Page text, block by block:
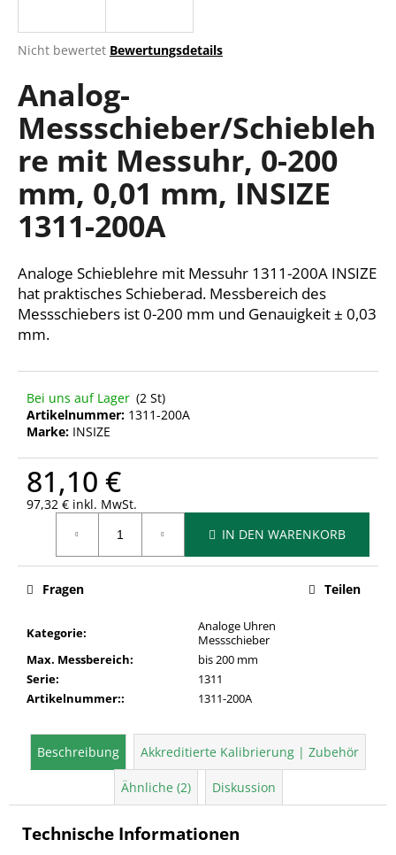
Die
Produktbewertung
ist
0,0
von
Sternen.
Nicht bewertet Bewertungsdetails
Analog-
Messschieber/Schiebleh
re mit Messuhr, 0-200
mm, 0,01 mm, INSIZE
1311-200A
Analoge Schieblehre mit Messuhr 1311-200A INSIZE
hat praktisches Schieberad. Messbereich des
Messschiebers ist 0-200 mm und Genauigkeit ± 0,03
mm.
Bei uns auf Lager (2 St)
Artikelnummer: 1311-200A
Marke: INSIZE
81,10 €
97,32 € inkl. MwSt.
IN DEN WARENKORB
Kategorie:
Analoge Uhren
Messschieber
Max. Messbereich:
bis 200 mm
Serie:
1311
Artikelnummer:: 1311-200A
Fragen Teilen
Beschreibung Akkreditierte Kalibrierung | Zubehör
Ähnliche (2) Diskussion
Technische Informationen
W
r
e
m
p
e
h
l
e